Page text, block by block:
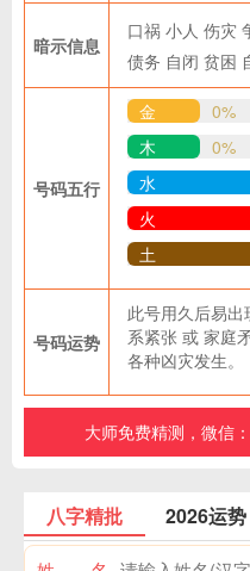
暗示信息
口祸 小人 伤灾
债务 自闭 贫困
号码五行
金
0%
木
0%
水
火
土
号码运势
此号用久后易
系紧张 或 家庭
各种凶灾发生。
大师免费精测，微信：
八字精批 2026运势